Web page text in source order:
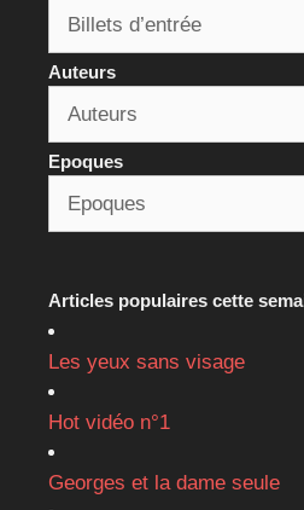
Auteurs
Epoques
Articles populaires cette
Les yeux sans visage
Hot vidéo n°1
Georges et la dame seule